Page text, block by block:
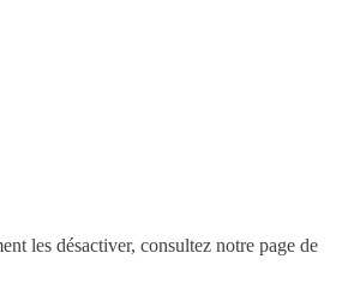
les désactiver, consultez notre page de